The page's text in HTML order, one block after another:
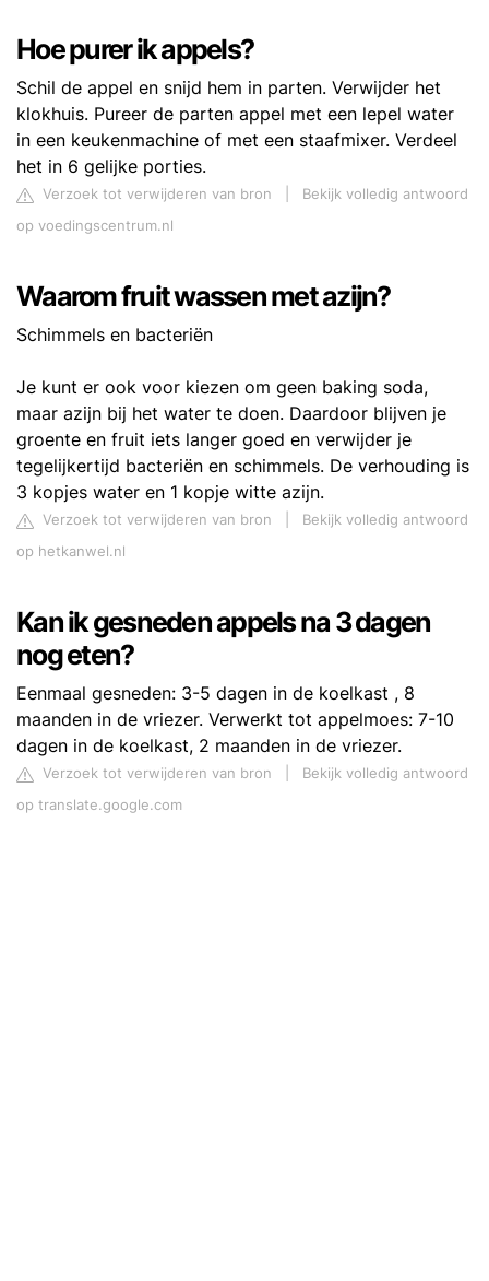
Hoe purer ik appels?
Schil de appel en snijd hem in parten. Verwijder het
klokhuis. Pureer de parten appel met een lepel water
in een keukenmachine of met een staafmixer. Verdeel
het in 6 gelijke porties.
Verzoek tot verwijderen van bron
Bekijk volledig antwoord
op voedingscentrum.nl
Waarom fruit wassen met azijn?
Schimmels en bacteriën
Je kunt er ook voor kiezen om geen baking soda,
maar azijn bij het water te doen. Daardoor blijven je
groente en fruit iets langer goed en verwijder je
tegelijkertijd bacteriën en schimmels. De verhouding is
3 kopjes water en 1 kopje witte azijn.
Verzoek tot verwijderen van bron
Bekijk volledig antwoord
op hetkanwel.nl
Kan ik gesneden appels na 3 dagen
nog eten?
Eenmaal gesneden: 3-5 dagen in de koelkast , 8
maanden in de vriezer. Verwerkt tot appelmoes: 7-10
dagen in de koelkast, 2 maanden in de vriezer.
Verzoek tot verwijderen van bron
Bekijk volledig antwoord
op translate.google.com